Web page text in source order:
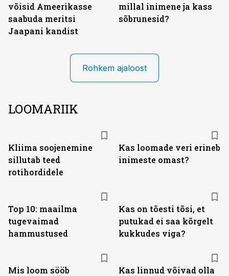
võisid Ameerikasse
saabuda meritsi
Jaapani kandist
millal inimene ja kass
sõbrunesid?
Rohkem ajaloost
LOOMARIIK
Kliima soojenemine
sillutab teed
rotihordidele
Kas loomade veri erineb
inimeste omast?
Top 10: maailma
tugevaimad
hammustused
Kas on tõesti tõsi, et
putukad ei saa kõrgelt
kukkudes viga?
Mis loom sööb
Kas linnud võivad olla